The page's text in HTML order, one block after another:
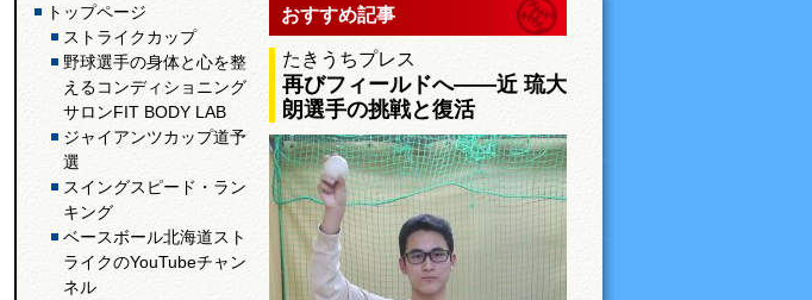
トップページ
ストライクカップ
野球選手の身体と心を整
えるコンディショニング
サロンFIT BODY LAB
ジャイアンツカップ道予
選
スイングスピード・ラン
キング
ベースボール北海道スト
ライクのYouTubeチャン
ネル
おすすめ記事
たきうちプレス
再びフィールドへ――近 琉大
朗選手の挑戦と復活